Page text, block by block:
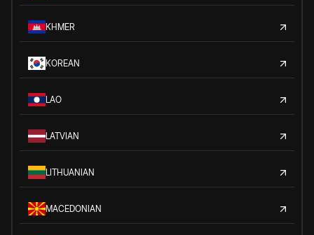
KHMER
KOREAN
LAO
LATVIAN
LITHUANIAN
MACEDONIAN